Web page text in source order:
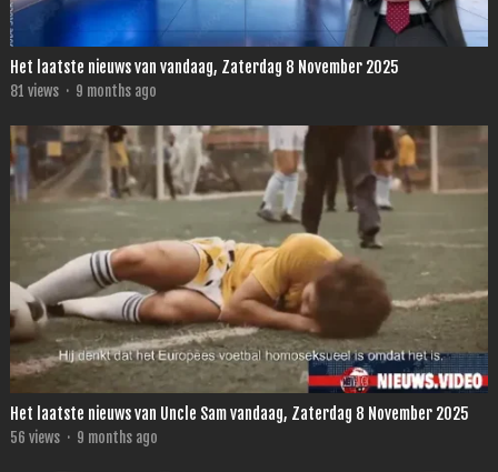
Het laatste nieuws van vandaag, Zaterdag 8 November 2025
81 views · 9 months ago
Het laatste nieuws van Uncle Sam vandaag, Zaterdag 8 November 2025
56 views · 9 months ago